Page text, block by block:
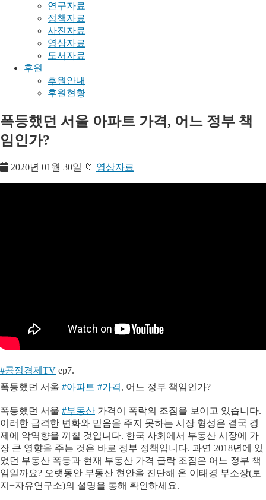
연구자료
정책자료
사진자료
영상자료
도서자료
후원
후원안내
후원현황
폭등했던 서울 아파트 가격, 어느 정부 책
임인가?
2020년 01월 30일 📁 영상자료
#공정경제TV ep7.
폭등했던 서울 #아파트 #가격, 어느 정부 책임인가?
폭등했던 서울 #부동산 가격이 폭락의 조짐을 보이고 있습니다.
이러한 급격한 변화와 믿음을 주지 못하는 시장 형성은 결국 경
제에 악역향을 끼칠 것입니다. 한국 사회에서 부동산 시장에 가
장 큰 영향을 주는 것은 바로 정부 정책입니다. 과연 2018년에 있
었던 부동산 폭등과 현재 부동산 가격 급락 조짐은 어느 정부 책
임일까요? 오랫동안 부동산 현안을 진단해 온 이태경 부소장(토
지+자유연구소)의 설명을 통해 확인하세요.